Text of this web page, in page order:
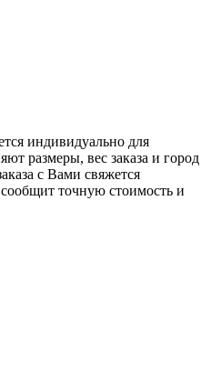
индивидуально для
размеры, вес заказа и город
с Вами свяжется
точную стоимость и